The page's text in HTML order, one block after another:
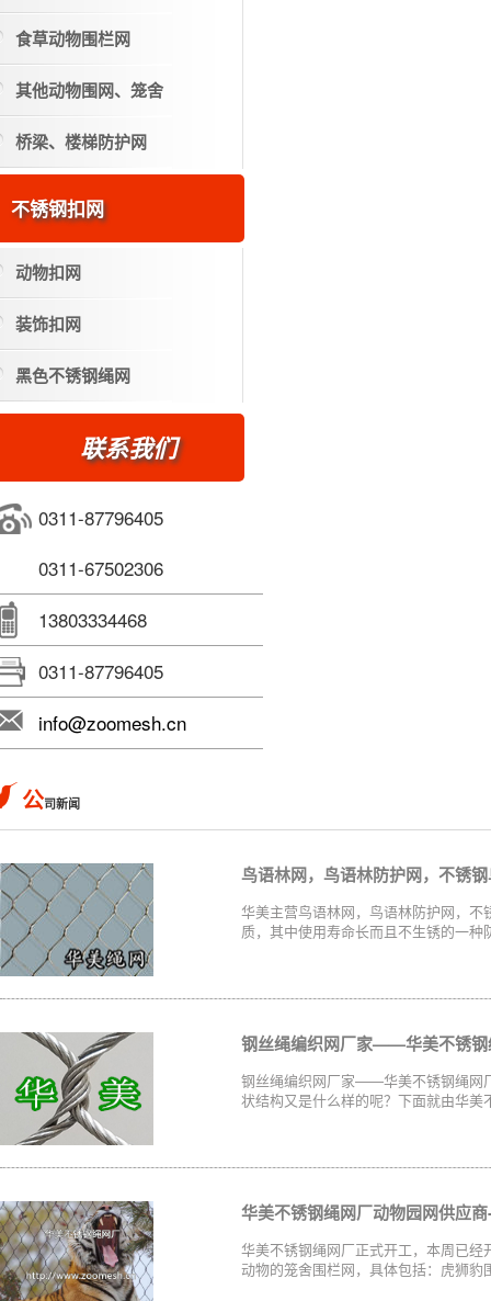
食草动物围栏网
其他动物围网、笼舍
桥梁、楼梯防护网
不锈钢扣网
动物扣网
装饰扣网
黑色不锈钢绳网
联系我们
0311-87796405
0311-67502306
13803334468
0311-87796405
info@zoomesh.cn
公司新闻
鸟语林网，鸟语林防护网，不锈
华美主营鸟语林网，鸟语林防护网，
质，其中使用寿命长而且不生锈的一
钢丝绳编织网厂家——华美不锈钢
钢丝绳编织网厂家——华美不锈钢绳网
状结构又是什么样的呢？下面就由华美
华美不锈钢绳网厂动物园网供应
华美不锈钢绳网厂正式开工，本周已
动物的笼舍围栏网，具体包括：虎狮